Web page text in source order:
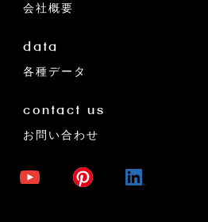
会社概要
data
各種データ
contact us
お問い合わせ